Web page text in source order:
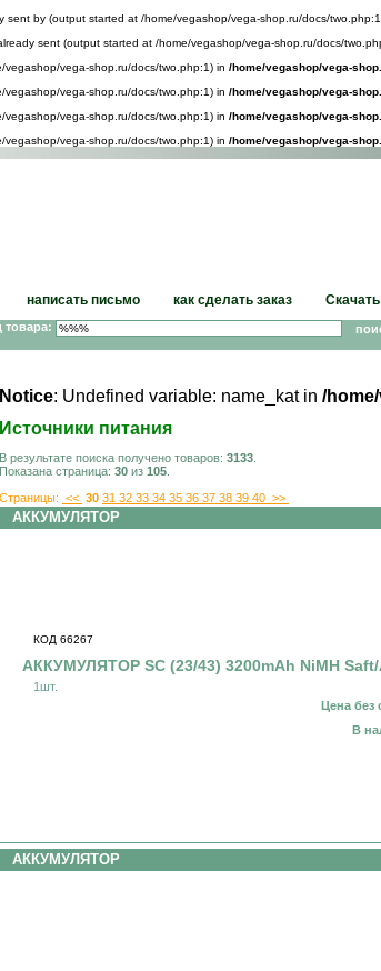
sent by (output started at /home/vegashop/vega-shop.ru/docs/
sent (output started at /home/vegashop/vega-shop.ru/docs/
vega-shop.ru/docs/two.php:1) in /home/vegashop/vega-
vega-shop.ru/docs/two.php:1) in /home/vegashop/vega-
vega-shop.ru/docs/two.php:1) in /home/vegashop/vega-
vega-shop.ru/docs/two.php:1) in /home/vegashop/vega-
написать письмо как сделать заказ
товара:
Notice: Undefined variable: name_kat in /
Источники питания
В результате поиска получено товаров: 3133
Показана страница: 30 из 105
Страницы: << 30 31 32 33 34 35 36 37 38 39 40 >>
АККУМУЛЯТОР
КОД 66267
АККУМУЛЯТОР SC (23/43) 3200mAh NiMH Saft/
1шт.
Цена без
В
АККУМУЛЯТОР